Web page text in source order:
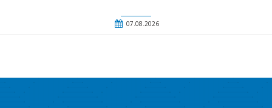
07.08.2026